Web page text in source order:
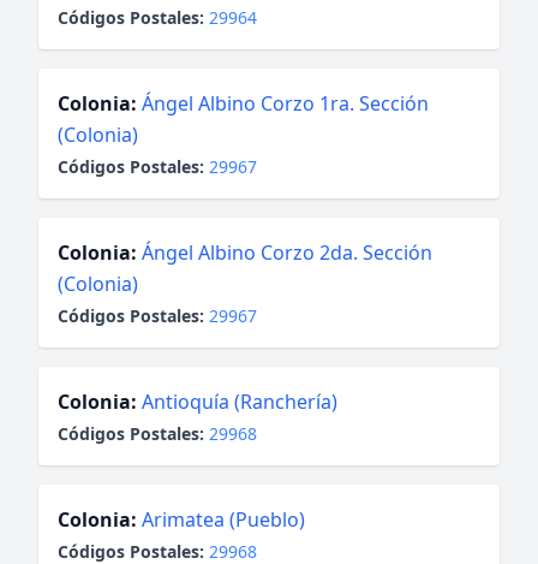
Códigos Postales: 29964
Colonia: Ángel Albino Corzo 1ra. Sección
(Colonia)
Códigos Postales: 29967
Colonia: Ángel Albino Corzo 2da. Sección
(Colonia)
Códigos Postales: 29967
Colonia: Antioquía (Ranchería)
Códigos Postales: 29968
Colonia: Arimatea (Pueblo)
Códigos Postales: 29968